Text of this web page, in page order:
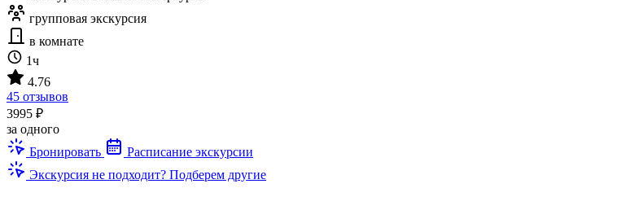
групповая экскурсия
в комнате
1ч
4.76
45 отзывов
3995 ₽
за одного
Бронировать
Расписание экскурсии
Экскурсия не подходит? Подберем другие